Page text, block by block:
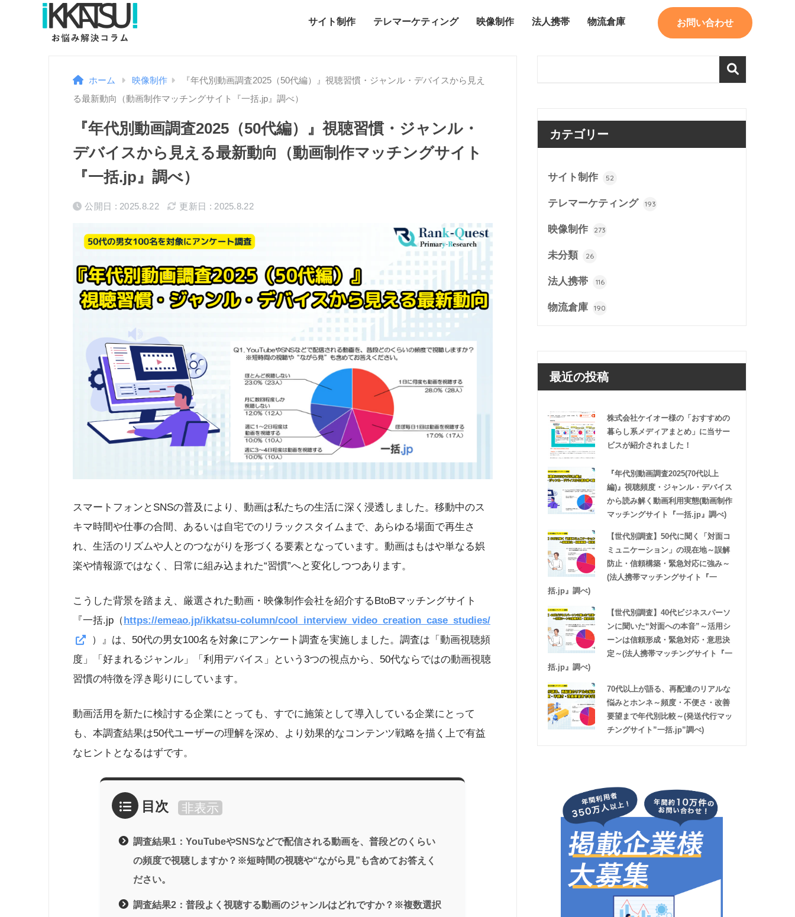
サイト制作 テレマーケティング 映像制作 法人携帯 物流倉庫 お問い合わせ
ホーム 映像制作
『年代別動画調査2025（50代編）』視聴習慣・ジャンル・デバイスから見え
る最新動向（動画制作マッチングサイト『一括.jp』調べ）
『年代別動画調査2025（50代編）』視聴習慣・ジャンル・
デバイスから見える最新動向（動画制作マッチングサイト
『一括.jp』調べ）
公開日 : 2025.8.22 更新日 : 2025.8.22
スマートフォンとSNSの普及により、動画は私たちの生活に深く浸透しました。移動中のス
キマ時間や仕事の合間、あるいは自宅でのリラックスタイムまで、あらゆる場面で再生さ
れ、生活のリズムや人とのつながりを形づくる要素となっています。動画はもはや単なる娯
楽や情報源ではなく、日常に組み込まれた“習慣”へと変化しつつあります。
こうした背景を踏まえ、厳選された動画・映像制作会社を紹介するBtoBマッチングサイト
『一括.jp（https://emeao.jp/ikkatsu-column/cool_interview_video_creation_case_studies/
）』は、50代の男女100名を対象にアンケート調査を実施しました。調査は「動画視聴頻
度」「好まれるジャンル」「利用デバイス」という3つの視点から、50代ならではの動画視聴
習慣の特徴を浮き彫りにしています。
動画活用を新たに検討する企業にとっても、すでに施策として導入している企業にとって
も、本調査結果は50代ユーザーの理解を深め、より効果的なコンテンツ戦略を描く上で有益
なヒントとなるはずです。
目次 非表示
調査結果1：YouTubeやSNSなどで配信される動画を、普段どのくらい
の頻度で視聴しますか？※短時間の視聴や“ながら見”も含めてお答えく
ださい。
調査結果2：普段よく視聴する動画のジャンルはどれですか？※複数選択
カテゴリー
サイト制作 52
テレマーケティング 193
映像制作 273
未分類 26
法人携帯 116
物流倉庫 190
最近の投稿
株式会社ケイオー様の「おすすめの
暮らし系メディアまとめ」に当サー
ビスが紹介されました！
『年代別動画調査2025(70代以上
編)』視聴頻度・ジャンル・デバイス
から読み解く動画利用実態(動画制作
マッチングサイト『一括.jp』調べ)
【世代別調査】50代に聞く「対面コ
ミュニケーション」の現在地～誤解
防止・信頼構築・緊急対応に強み～
(法人携帯マッチングサイト『一
括.jp』調べ)
【世代別調査】40代ビジネスパーソ
ンに聞いた“対面への本音”～活用シ
ーンは信頼形成・緊急対応・意思決
定～(法人携帯マッチングサイト『一
括.jp』調べ)
70代以上が語る、再配達のリアルな
悩みとホンネ～頻度・不便さ・改善
要望まで年代別比較～(発送代行マッ
チングサイト”一括.jp”調べ)